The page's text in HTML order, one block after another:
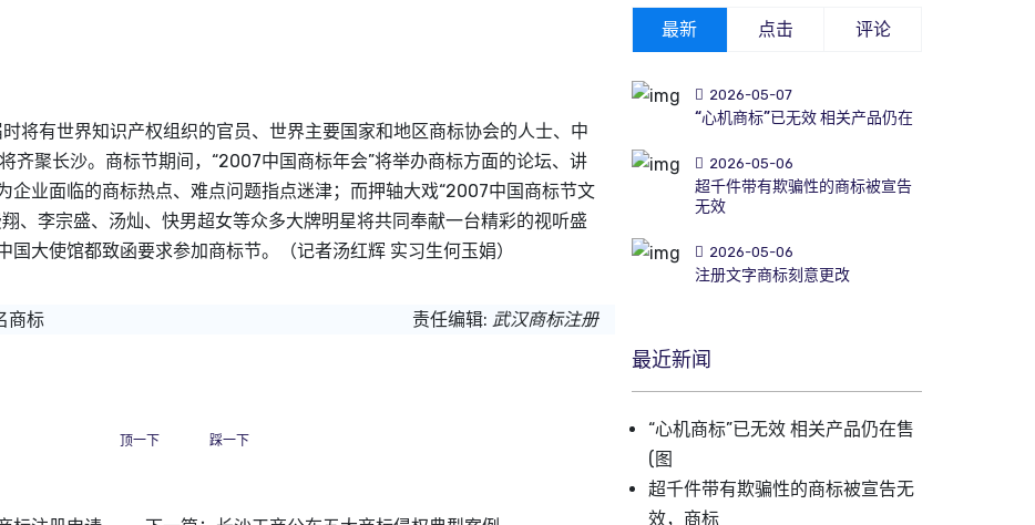
将有世界知识产权组织的官员、世界主要国家和地区商标协会的人士、中
齐聚长沙。 商标节期间，“2007中国 商标年会”将举办商标方面的论坛、讲
企业面临的商标热点、难点问题指点迷津；而押轴大戏“2007中国 商标节文
、李宗盛、汤灿、快男超女等众多大牌明星将共同奉献一台精彩的视听盛
国大使馆都致函要求参加商标节。（记者汤红辉 实习生何玉娟）
商标 责任编辑: 武汉商标注册
顶一下 踩一下
最新 点击 评论
2026-05-07
“心机商标”已无效 相关产品仍在
2026-05-06
超千件带有欺骗性的商标被宣告
无效
2026-05-06
注册文字商标刻意更改
最近新闻
“心机商标”已无效 相关产品仍在售
(图
超千件带有欺骗性的商标被宣告无
效，商标